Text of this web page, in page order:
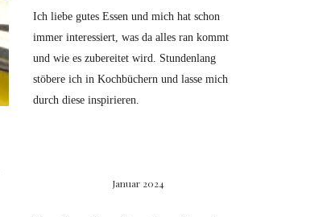
Ich liebe gutes Essen und mich hat schon
immer interessiert, was da alles ran kommt
und wie es zubereitet wird. Stundenlang
stöbere ich in Kochbüchern und lasse mich
durch diese inspirieren.
Januar 2024